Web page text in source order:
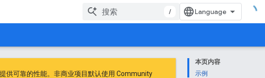
/
本页内容
示例
供可靠的性能。非商业项目默认使用 Community